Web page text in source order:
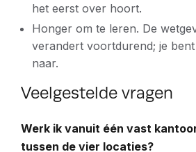
het eerst over hoort.
Honger om te leren. De
verandert voortdurend; je
naar.
Veelgestelde vragen
Werk ik vanuit één vast
tussen de vier locaties?